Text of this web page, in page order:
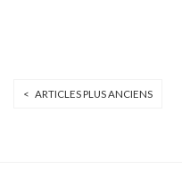
< ARTICLES PLUS ANCIENS